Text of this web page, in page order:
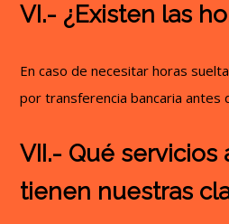
VI.- ¿Existen las
En caso de necesitar horas
por transferencia bancaria antes
VII.- Qué servicios
tienen nuestras